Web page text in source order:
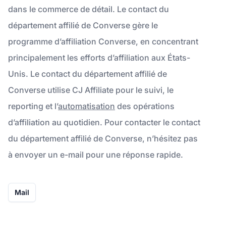
dans le commerce de détail. Le contact du
département affilié de Converse gère le
programme d’affiliation Converse, en concentrant
principalement les efforts d’affiliation aux États-
Unis. Le contact du département affilié de
Converse utilise CJ Affiliate pour le suivi, le
reporting et l’automatisation des opérations
d’affiliation au quotidien. Pour contacter le contact
du département affilié de Converse, n’hésitez pas
à envoyer un e-mail pour une réponse rapide.
Mail